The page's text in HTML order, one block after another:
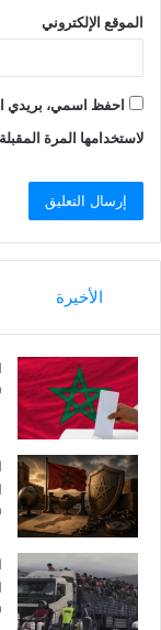
الموقع الإلكتروني
احفظ اسمي، بريدي
لاستخدامها المرة
الأخيرة